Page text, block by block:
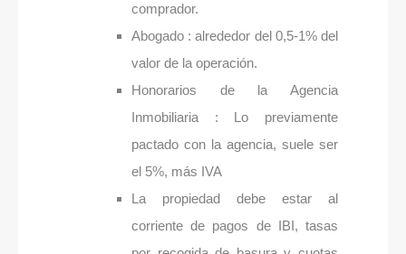
comprador.
Abogado : alrededor del 0,5-1% del
valor de la operación.
Honorarios de la Agencia
Inmobiliaria : Lo previamente
pactado con la agencia, suele ser
el 5%, más IVA
La propiedad debe estar al
corriente de pagos de IBI, tasas